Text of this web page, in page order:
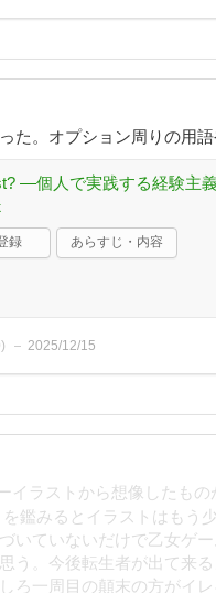
た。オプション周りの用語
―個人で実践する経験主
録 あらすじ・内容
) 2025/12/15
イラストから想像したも
鑑みるとイラストはもう
いていないだけで乙女ゲ
う。今後転生者が出て来
ろ一周目の顛末の方がイ